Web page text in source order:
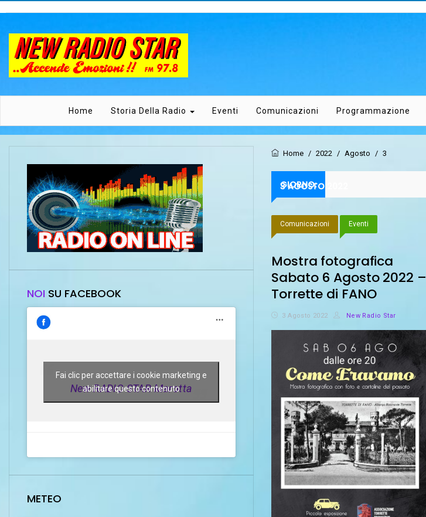
Home Storia Della Radio Eventi Comunicazioni Programmazione
Home / 2022 / Agosto / 3
GIORNO:
3 AGOSTO 2022
Comunicazioni Eventi
Mostra fotografica
Sabato 6 Agosto 2022 –
Torrette di FANO
3 Agosto 2022 New Radio Star
NOI SU FACEBOOK
New RADIO STAR Marotta
Fai clic per accettare i cookie marketing e
abilitare questo contenuto
METEO